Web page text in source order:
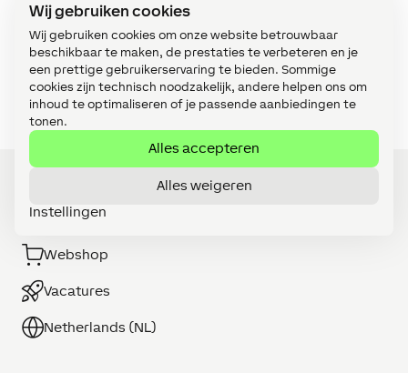
Wij gebruiken cookies
Wij gebruiken cookies om onze website betrouwbaar
beschikbaar te maken, de prestaties te verbeteren en je
een prettige gebruikerservaring te bieden. Sommige
cookies zijn technisch noodzakelijk, andere helpen ons om
inhoud te optimaliseren of je passende aanbiedingen te
tonen.
Alles accepteren
Alles weigeren
Instellingen
Implementatie in de praktijk (114)
Intercom (3)
Klimaat (15)
Word LOXONE Partner
Webshop
Vacatures
Netherlands (NL)